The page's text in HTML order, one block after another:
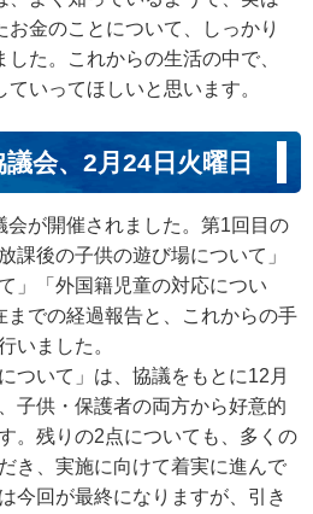
お金のことについて、しっかり
た。これからの生活の中で、
いってほしいと思います。
会、2月24日火曜日
が開催されました。第1回目の
課後の子供の遊び場について」
」「外国籍児童の対応につい
までの経過報告と、これからの手
いました。
ついて」は、協議をもとに12月
子供・保護者の両方から好意的
。残りの2点についても、多くの
き、実施に向けて着実に進んで
今回が最終になりますが、引き